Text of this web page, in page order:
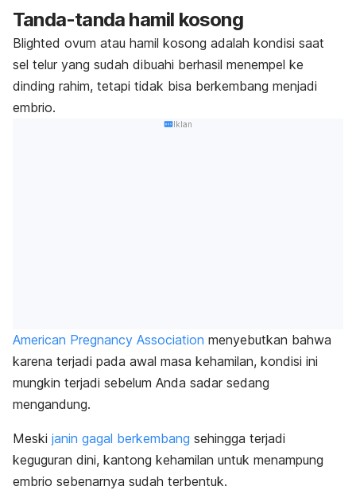
Tanda-tanda hamil kosong
Blighted ovum atau hamil kosong adalah kondisi saat
sel telur yang sudah dibuahi berhasil menempel ke
dinding rahim, tetapi tidak bisa berkembang menjadi
embrio.
Iklan
American Pregnancy Association menyebutkan bahwa
karena terjadi pada awal masa kehamilan, kondisi ini
mungkin terjadi sebelum Anda sadar sedang
mengandung.
Meski janin gagal berkembang sehingga terjadi
keguguran dini, kantong kehamilan untuk menampung
embrio sebenarnya sudah terbentuk.